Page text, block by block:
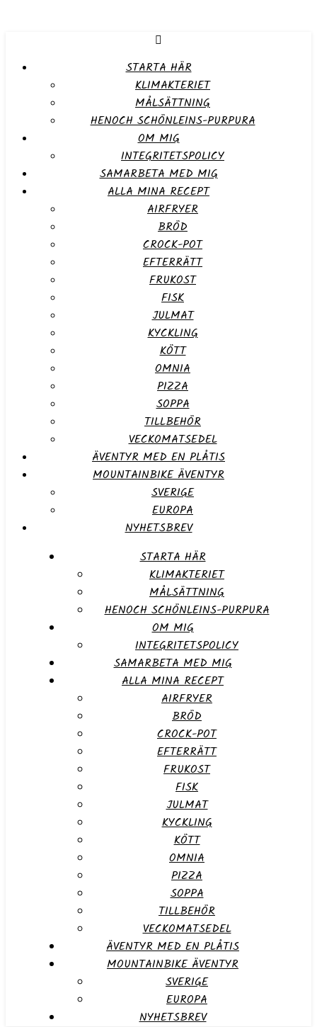
STARTA HÄR
KLIMAKTERIET
MÅLSÄTTNING
HENOCH SCHÖNLEINS-PURPURA
OM MIG
INTEGRITETSPOLICY
SAMARBETA MED MIG
ALLA MINA RECEPT
AIRFRYER
BRÖD
CROCK-POT
EFTERRÄTT
FRUKOST
FISK
JULMAT
KYCKLING
KÖTT
OMNIA
PIZZA
SOPPA
TILLBEHÖR
VECKOMATSEDEL
ÄVENTYR MED EN PLÅTIS
MOUNTAINBIKE ÄVENTYR
SVERIGE
EUROPA
NYHETSBREV
STARTA HÄR
KLIMAKTERIET
MÅLSÄTTNING
HENOCH SCHÖNLEINS-PURPURA
OM MIG
INTEGRITETSPOLICY
SAMARBETA MED MIG
ALLA MINA RECEPT
AIRFRYER
BRÖD
CROCK-POT
EFTERRÄTT
FRUKOST
FISK
JULMAT
KYCKLING
KÖTT
OMNIA
PIZZA
SOPPA
TILLBEHÖR
VECKOMATSEDEL
ÄVENTYR MED EN PLÅTIS
MOUNTAINBIKE ÄVENTYR
SVERIGE
EUROPA
NYHETSBREV